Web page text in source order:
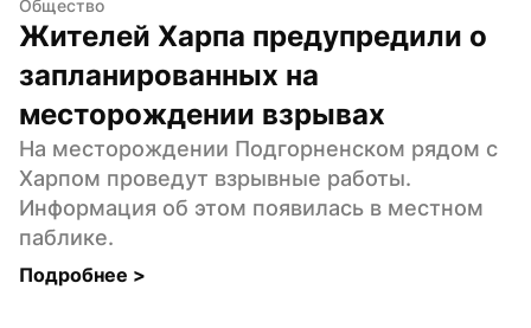
Общество
Жителей Харпа предупредили о
запланированных на
месторождении взрывах
На месторождении Подгорненском рядом с
Харпом проведут взрывные работы.
Информация об этом появилась в местном
паблике.
Подробнее >